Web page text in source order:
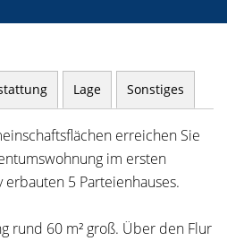
Lage Sonstiges
erreichen Sie
im ersten
erbauten 5 Parteienhauses.
rund 60 m² groß. Über den Flur